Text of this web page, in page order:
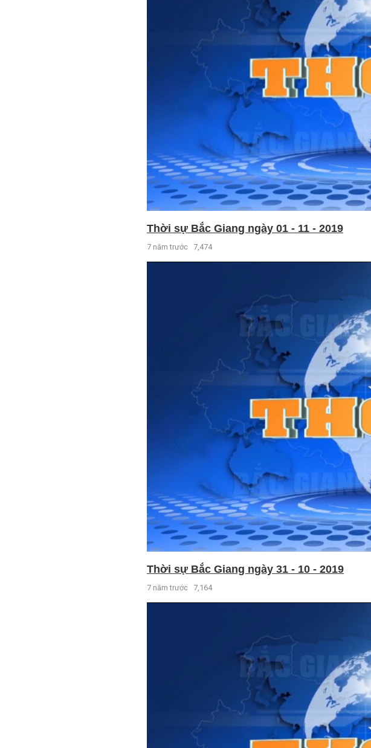
Thời sự Bắc Giang ngày 01 - 11 - 2019
7 năm trước 7,474
Thời sự Bắc Giang ngày 31 - 10 - 2019
7 năm trước 7,164